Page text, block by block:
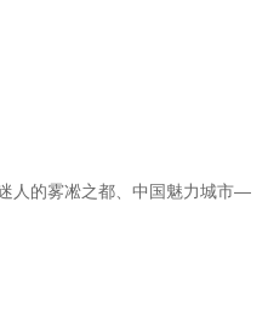
人的雾凇之都、中国魅力城市—